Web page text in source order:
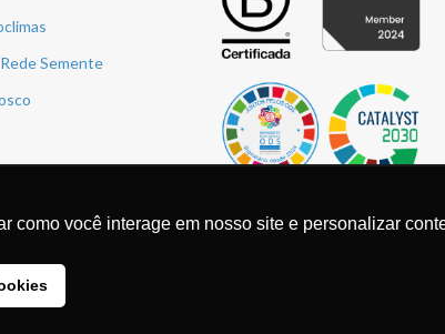
como você interage em nosso site e personalizar
Semente